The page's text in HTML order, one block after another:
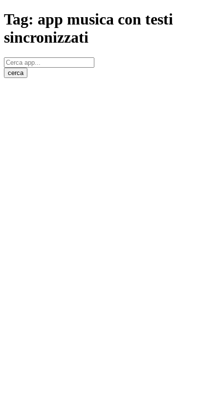
Tag: app musica con testi
sincronizzati